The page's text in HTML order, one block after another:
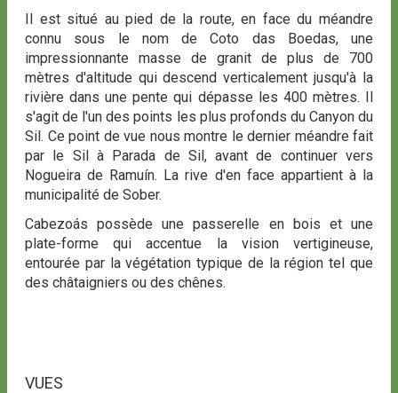
Il est situé au pied de la route, en face du méandre
connu sous le nom de Coto das Boedas, une
impressionnante masse de granit de plus de 700
mètres d'altitude qui descend verticalement jusqu'à la
rivière dans une pente qui dépasse les 400 mètres. Il
s'agit de l'un des points les plus profonds du Canyon du
Sil. Ce point de vue nous montre le dernier méandre fait
par le Sil à Parada de Sil, avant de continuer vers
Nogueira de Ramuín. La rive d'en face appartient à la
municipalité de Sober.
Cabezoás possède une passerelle en bois et une
plate-forme qui accentue la vision vertigineuse,
entourée par la végétation typique de la région tel que
des châtaigniers ou des chênes.
VUES